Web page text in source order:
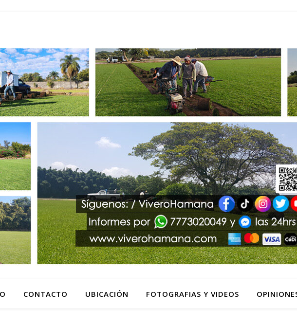
CONTACTO UBICACIÓN FOTOGRAFIAS Y VIDEOS